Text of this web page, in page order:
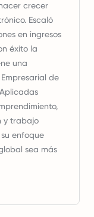
crecer
Escaló
en ingresos
éxito la
una
de
y trabajo
enfoque
sea más